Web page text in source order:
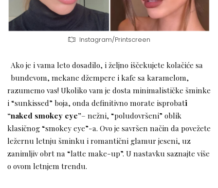
Instagram/Printscreen
Ako je i vama leto dosadilo, i željno iščekujete kolačiće sa
bundevom, mekane džempere i kafe sa karamelom,
razumemo vas! Ukoliko vam je dosta minimalističke šminke
i “sunkissed” boja, onda definitivno morate isprobati
“naked smokey eye”– nežni, “poludovršeni” oblik
klasičnog “smokey eye”-a. Ovo je savršen način da povežete
ležernu letnju šminku i romantični glamur jeseni, uz
zanimljiv obrt na “latte make-up”. U nastavku saznajte više
o ovom letnjem trendu.